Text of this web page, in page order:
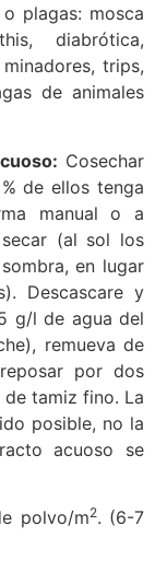
plagas: mosca
diabrótica,
trips,
de animales
Cosechar
de ellos tenga
manual o a
(al sol los
en lugar
Descascare y
g/l de agua del
remueva de
por dos
tamiz fino. La
posible, no la
acuoso se
polvo/m2. (6-7